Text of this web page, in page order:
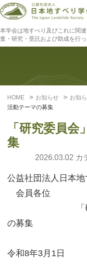
本学会は地すべり及びこれに関
査・研究・受託および助成を行っ
HOME お知らせ お知
活動テーマの募集
「研究委員
集
2026.03.02 カ
公益社団法人日本
会員各位
「研究委員
の募集
令和8年3月1日